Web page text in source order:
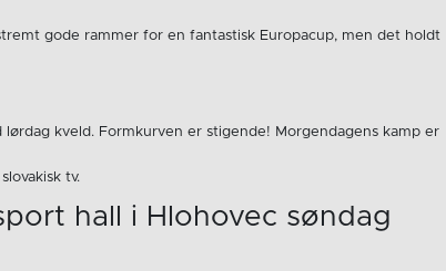
gode rammer for en fantastisk Europacup, men det holdt
kveld. Formkurven er stigende! Morgendagens kamp er
tv.
hall i Hlohovec søndag